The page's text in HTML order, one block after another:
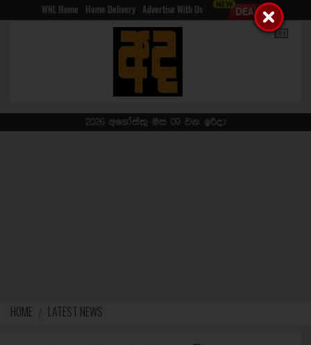
WNL Home Home Delivery Advertise With Us
2026 අගෝස්තු මස 09 වන ඉරිදා
HOME LATEST NEWS